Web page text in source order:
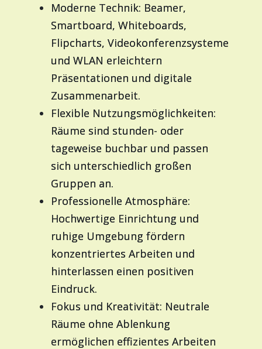
Moderne Technik: Beamer,
Smartboard, Whiteboards,
Flipcharts, Videokonferenzsysteme
und WLAN erleichtern
Präsentationen und digitale
Zusammenarbeit.
Flexible Nutzungsmöglichkeiten:
Räume sind stunden- oder
tageweise buchbar und passen
sich unterschiedlich großen
Gruppen an.
Professionelle Atmosphäre:
Hochwertige Einrichtung und
ruhige Umgebung fördern
konzentriertes Arbeiten und
hinterlassen einen positiven
Eindruck.
Fokus und Kreativität: Neutrale
Räume ohne Ablenkung
ermöglichen effizientes Arbeiten